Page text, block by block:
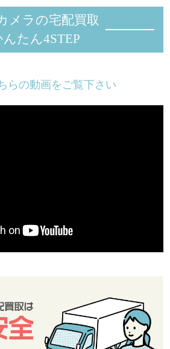
メラの宅配買取
んたん4STEP
らの動画をご覧下さい